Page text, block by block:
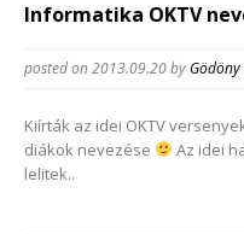
Informatika OKTV
posted on 2013.09.20by
Kiírták az idei OKTV
diákok nevezése
Az idei
lelitek..